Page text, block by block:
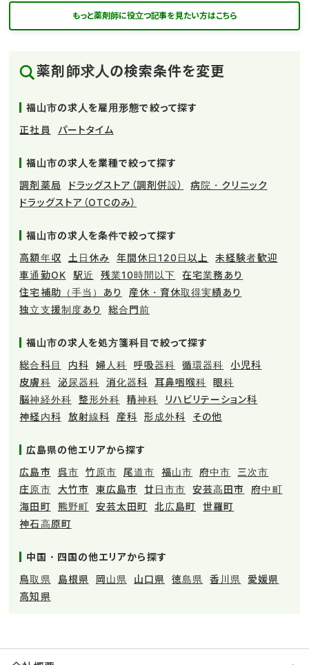
もっと薬剤師に役立つ記事を見たい方はこちら
薬剤師求人の検索条件を変更
福山市の求人を雇用形態で絞って探す
正社員
パートタイム
福山市の求人を業種で絞って探す
調剤薬局
ドラッグストア（調剤併設）
病院・クリニック
ドラッグストア（OTCのみ）
福山市の求人を条件で絞って探す
高額年収
土日休み 年間休日120日以上
未経験者歓迎
車通勤OK
駅近 残業10時間以下
在宅業務あり
住宅補助（手当）あり
産休・育休取得実績あり
独立支援制度あり
総合門前
福山市の求人を処方箋科目で絞って探す
総合科目
内科 婦人科 呼吸器科 循環器科
小児科
皮膚科
泌尿器科 消化器科 耳鼻咽喉科
眼科
脳神経外科
整形外科 精神科
リハビリテーション科
神経内科
放射線科 産科 形成外科 その他
広島県の他エリアから探す
広島市
呉市 竹原市 尾道市 福山市 府中市
三次市
庄原市
大竹市 東広島市 廿日市市 安芸高田市
府中町
海田町
熊野町 安芸太田町 北広島町
世羅町
神石高原町
中国・四国の他エリアから探す
鳥取県
島根県 岡山県 山口県 徳島県 香川県
愛媛県
高知県